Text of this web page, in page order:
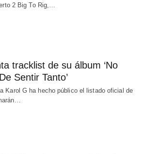
2 Big To Rig,…
tracklist de su álbum ‘No
Sentir Tanto’
Karol G ha hecho público el listado oficial de